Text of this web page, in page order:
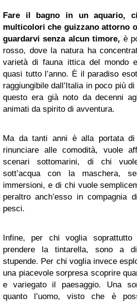
Fare il bagno in un aquario,
multicolori che guizzano attorno
guardarvi senza alcun timore, è
rosso, dove la natura ha
varietà di fauna ittica del mondo
quasi tutto l’anno. È il paradiso
raggiungibile dall’Italia in poco più
questo era già noto da decenni
animati da spirito di avventura.
Ma da tanti anni è alla portata
rinunciare alle comodità, vuole
scenari sottomarini, di chi
sott’acqua con la maschera,
immersioni, e di chi vuole
peraltro anch’esso in compagnia
pesci.
Infine, per chi voglia soprattutto
prendere la tintarella, sono a
stupende. Per chi voglia invece
una piacevole sorpresa scoprire
e variegato il paesaggio. Una
quanto l’uomo, visto che è